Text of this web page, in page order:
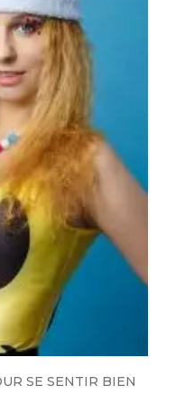
SE SENTIR BIEN